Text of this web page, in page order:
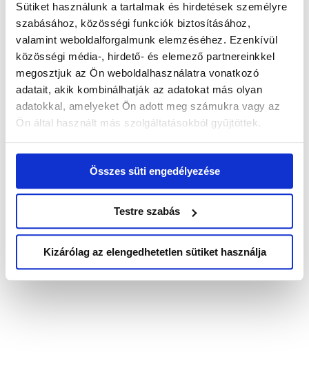
Sütiket használunk a tartalmak és hirdetések személyre
szabásához, közösségi funkciók biztosításához,
valamint weboldalforgalmunk elemzéséhez. Ezenkívül
közösségi média-, hirdető- és elemező partnereinkkel
megosztjuk az Ön weboldalhasználatra vonatkozó
adatait, akik kombinálhatják az adatokat más olyan
adatokkal, amelyeket Ön adott meg számukra vagy az
Ön által használt más szolgáltatásokból gyűjtöttek.
Összes süti engedélyezése
Testre szabás
Kizárólag az elengedhetetlen sütiket használja